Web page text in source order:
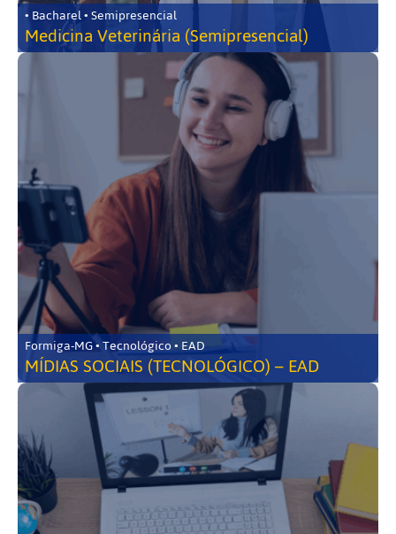
• Bacharel • Semipresencial
Medicina Veterinária (Semipresencial)
Formiga-MG • Tecnológico • EAD
MÍDIAS SOCIAIS (TECNOLÓGICO) – EAD